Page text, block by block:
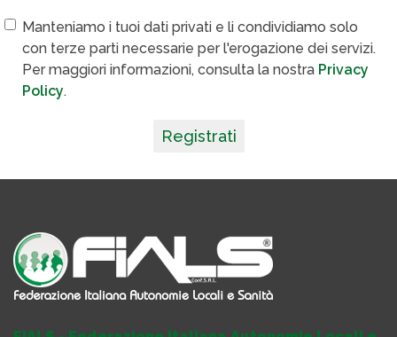
Manteniamo i tuoi dati privati e li condividiamo solo
con terze parti necessarie per l'erogazione dei servizi.
Per maggiori informazioni, consulta la nostra Privacy
Policy.
Registrati